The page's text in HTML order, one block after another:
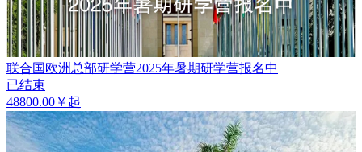
联合国欧洲总部研学营2025年暑期研学营报名中
已结束
48800.00￥起